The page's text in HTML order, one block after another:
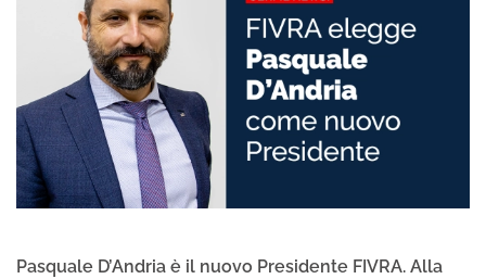
Pasquale D’Andria è il nuovo Presidente FIVRA. Alla